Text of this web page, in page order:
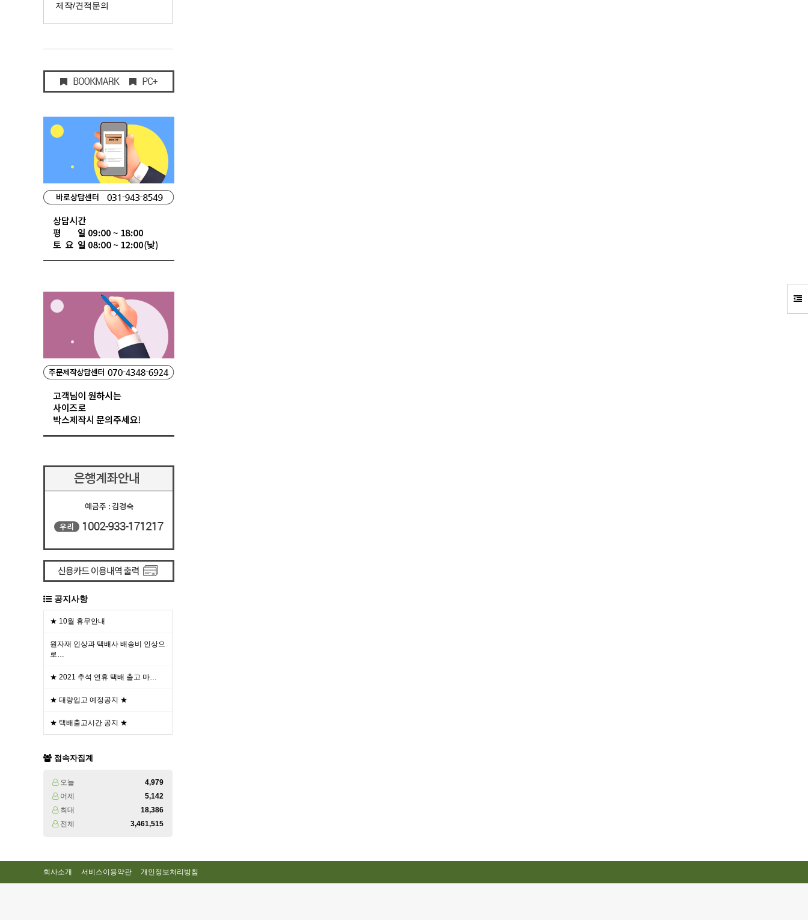
제작/견적문의
공지사항
★ 10월 휴무안내
원자재 인상과 택배사 배송비 인상으
로…
★ 2021 추석 연휴 택배 출고 마…
★ 대량입고 예정공지 ★
★ 택배출고시간 공지 ★
접속자집계
오늘
4,979
어제
5,142
최대
18,386
전체
3,461,515
회사소개 서비스이용약관 개인정보처리방침